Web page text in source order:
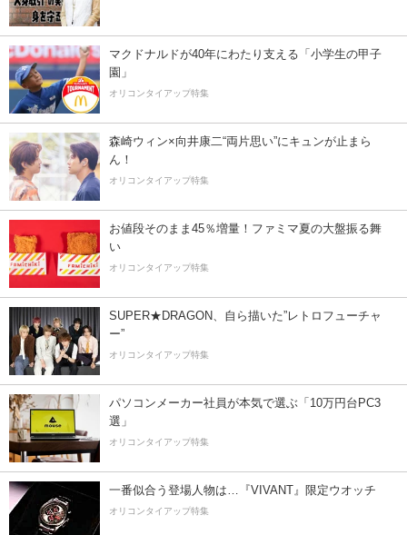
マクドナルドが40年にわたり支える「小学生の甲子
園」
オリコンタイアップ特集
森崎ウィン×向井康二“両片思い”にキュンが止まら
ん！
オリコンタイアップ特集
お値段そのまま45％増量！ファミマ夏の大盤振る舞
い
オリコンタイアップ特集
SUPER★DRAGON、自ら描いた”レトロフューチャ
ー”
オリコンタイアップ特集
パソコンメーカー社員が本気で選ぶ「10万円台PC3
選」
オリコンタイアップ特集
一番似合う登場人物は…『VIVANT』限定ウオッチ
オリコンタイアップ特集